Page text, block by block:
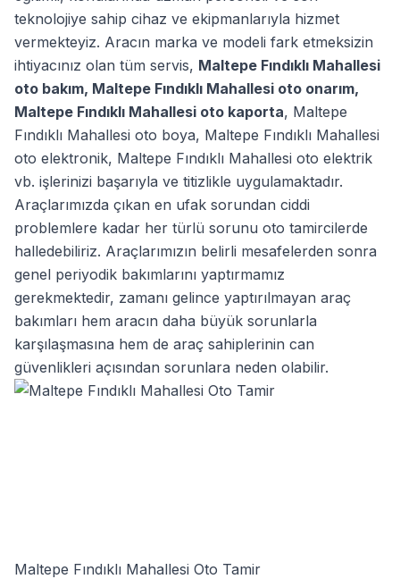
teknolojiye sahip cihaz ve ekipmanlarıyla hizmet
vermekteyiz. Aracın marka ve modeli fark etmeksizin
ihtiyacınız olan tüm servis, Maltepe Fındıklı Mahallesi
oto bakım, Maltepe Fındıklı Mahallesi oto onarım,
Maltepe Fındıklı Mahallesi oto kaporta, Maltepe
Fındıklı Mahallesi oto boya, Maltepe Fındıklı Mahallesi
oto elektronik, Maltepe Fındıklı Mahallesi oto elektrik
vb. işlerinizi başarıyla ve titizlikle uygulamaktadır.
Araçlarımızda çıkan en ufak sorundan ciddi
problemlere kadar her türlü sorunu oto tamircilerde
halledebiliriz. Araçlarımızın belirli mesafelerden sonra
genel periyodik bakımlarını yaptırmamız
gerekmektedir, zamanı gelince yaptırılmayan araç
bakımları hem aracın daha büyük sorunlarla
karşılaşmasına hem de araç sahiplerinin can
güvenlikleri açısından sorunlara neden olabilir.
Maltepe Fındıklı Mahallesi Oto Tamir